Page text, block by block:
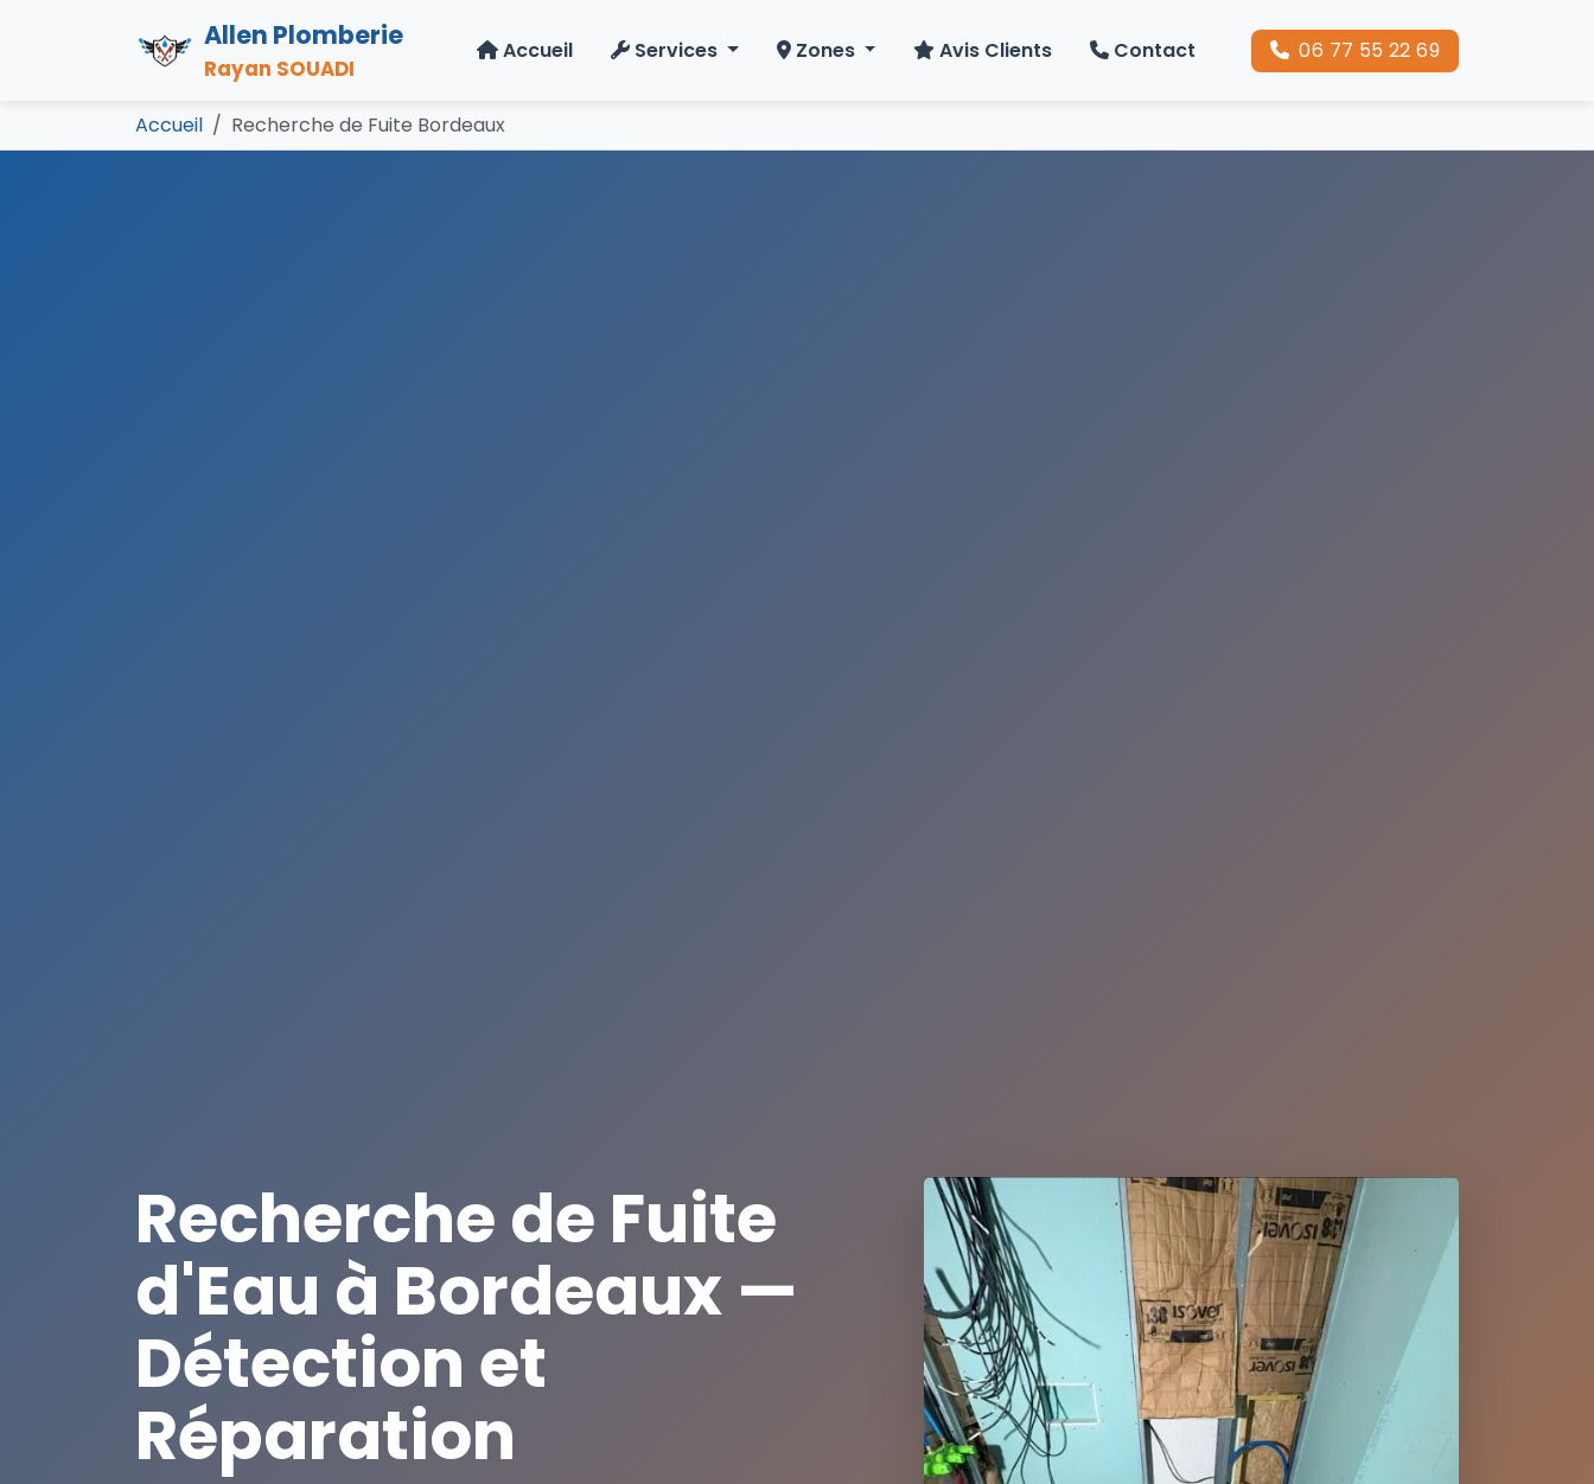
Allen Plomberie
Rayan SOUADI
Accueil Services Zones Avis Clients Contact 06 77 55 22 69
Accueil Recherche de Fuite Bordeaux
Recherche de Fuite
d'Eau à Bordeaux —
Détection et
Réparation